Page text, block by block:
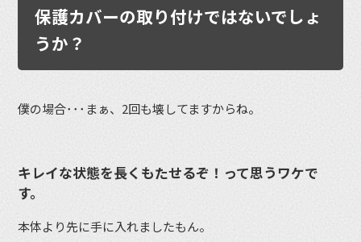
保護カバーの取り付けではないでしょ
うか？
僕の場合･･･まぁ、2回も壊してますからね。
キレイな状態を長くもたせるぞ！って思うワケで
す。
本体より先に手に入れましたもん。